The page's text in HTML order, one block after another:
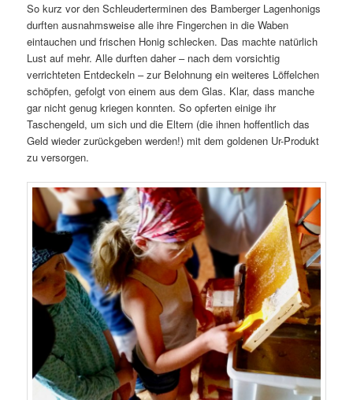
So kurz vor den Schleuderterminen des Bamberger Lagenhonigs
durften ausnahmsweise alle ihre Fingerchen in die Waben
eintauchen und frischen Honig schlecken. Das machte natürlich
Lust auf mehr. Alle durften daher – nach dem vorsichtig
verrichteten Entdeckeln – zur Belohnung ein weiteres Löffelchen
schöpfen, gefolgt von einem aus dem Glas. Klar, dass manche
gar nicht genug kriegen konnten. So opferten einige ihr
Taschengeld, um sich und die Eltern (die ihnen hoffentlich das
Geld wieder zurückgeben werden!) mit dem goldenen Ur-Produkt
zu versorgen.